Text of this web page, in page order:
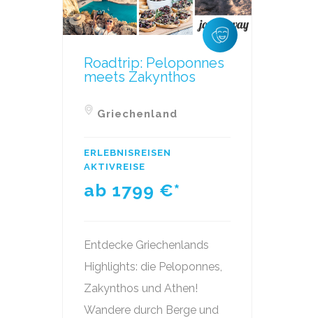
Roadtrip: Peloponnes
meets Zakynthos
Griechenland
ERLEBNISREISEN
AKTIVREISE
ab 1799 €*
Entdecke Griechenlands
Highlights: die Peloponnes,
Zakynthos und Athen!
Wandere durch Berge und